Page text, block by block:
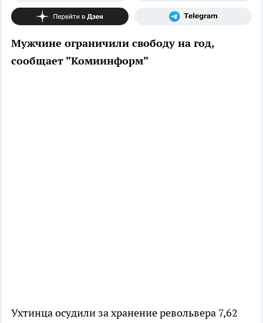
Мужчине ограничили свободу на год,
сообщает "Комиинформ"
Ухтинца осудили за хранение револьвера 7,62